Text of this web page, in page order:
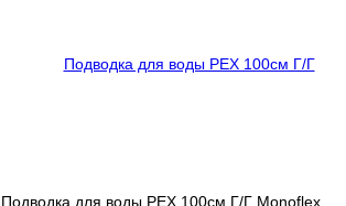
Подводка для воды РЕХ 100см Г/Г Monoflex